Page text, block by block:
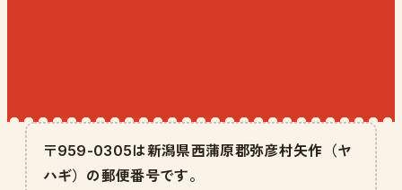
〒959-0305は新潟県西蒲原郡弥彦村矢作（ヤ
ハギ）の郵便番号です。